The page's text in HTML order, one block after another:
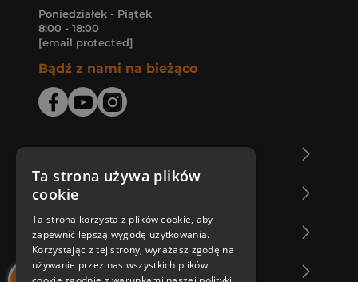
Poniedziałek - Piątek
8:00 - 18:00
[email protected]
Bądź z nami na bieżąco
Zakupy u nas
Nasza oferta
Nasi autorzy
Ta strona używa plików
cookie
Ta strona korzysta z plików cookie, aby
zapewnić lepszą wygodę użytkowania.
Korzystając z tej strony, wyrażasz zgodę na
używanie przez nas wszystkich plików